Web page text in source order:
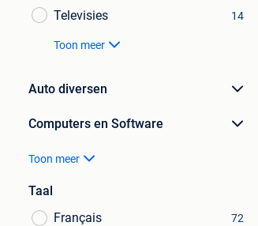
Televisies 14
Toon meer
Auto diversen
Computers en Software
Toon meer
Taal
Français
72